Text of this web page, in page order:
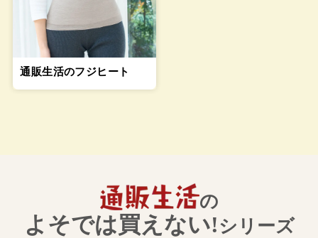
通販生活のフジヒート
の
よそでは買えない!シリーズ